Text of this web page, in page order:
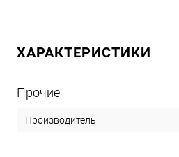
ХАРАКТЕРИСТИКИ
Прочие
Производитель